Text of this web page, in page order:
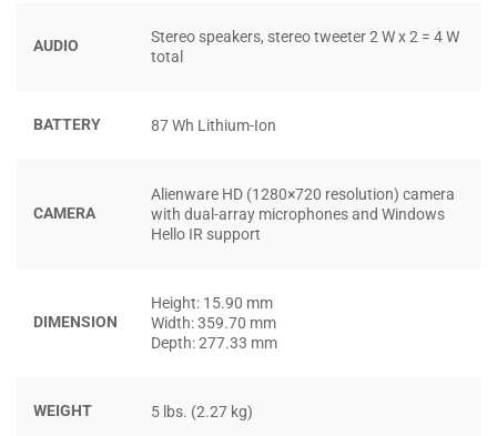
Ở từng cấu hình, người dùng có thể lựa chọn giữa màn
hoặcFHD 360Hz
và đặc biệt là
NVIDIA G-SYNC
AUDIO
Stereo speakers, stereo tweeter 2 W x 2 = 4 W
total
BATTERY 87 Wh Lithium-Ion
CAMERA
Alienware HD (1280×720 resolution) camera
with dual-array microphones and Windows
Hello IR support
DIMENSION
Height: 15.90 mm
Width: 359.70 mm
Depth: 277.33 mm
WEIGHT 5 lbs. (2.27 kg)